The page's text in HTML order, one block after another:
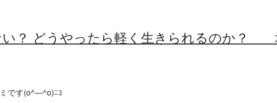
い？ どうやったら軽く生きられるのか？
です(o^―^o)ﾆｺ